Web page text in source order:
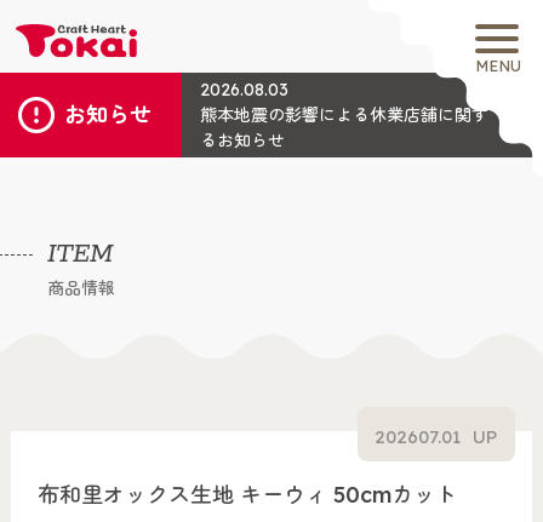
MENU
お知らせ
2026.08.03
熊本地震の影響による休業店舗に関す
るお知らせ
ITEM
商品情報
布和里オックス生地 キーウィ 50cmカット
202607.01 UP